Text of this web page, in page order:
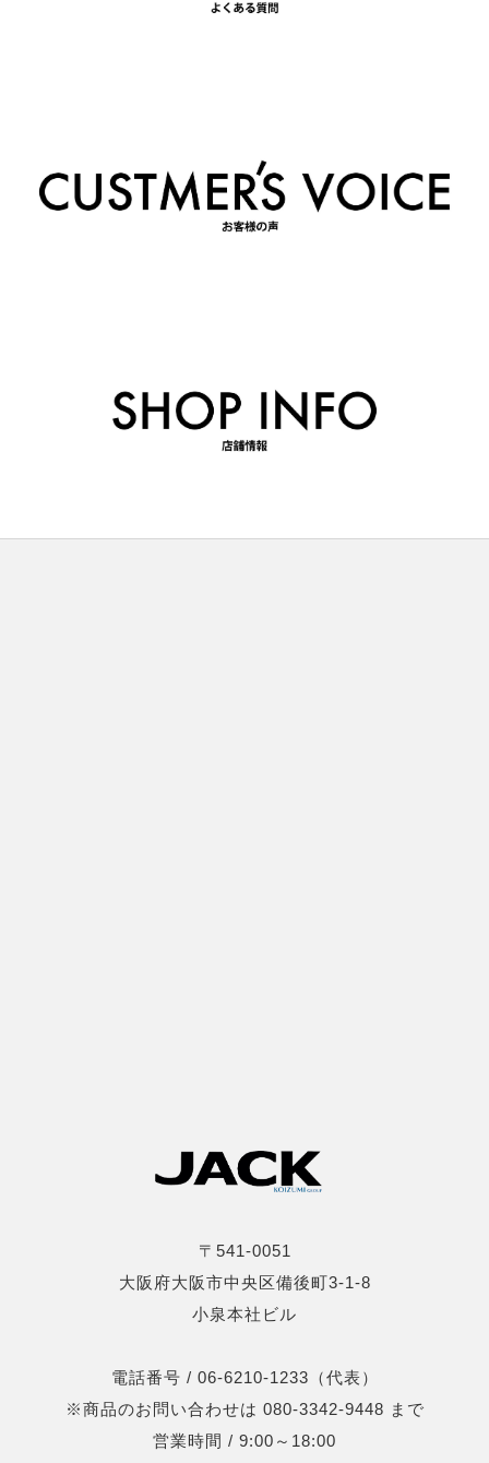
〒541-0051
大阪府大阪市中央区備後町3-1-8
小泉本社ビル
電話番号 / 06-6210-1233（代表）
※商品のお問い合わせは 080-3342-9448 まで
営業時間 / 9:00～18:00